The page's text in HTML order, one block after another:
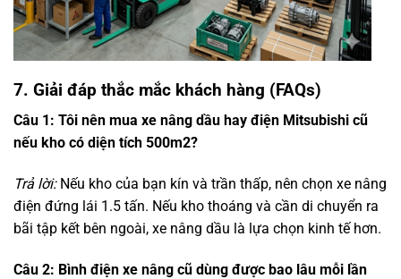
7. Giải đáp thắc mắc khách hàng (FAQs)
Câu 1: Tôi nên mua xe nâng dầu hay điện Mitsubishi cũ
nếu kho có diện tích 500m2?
Trả lời:Nếu kho của bạn kín và trần thấp, nên chọn xe nâng
điện đứng lái 1.5 tấn. Nếu kho thoáng và cần di chuyển ra
bãi tập kết bên ngoài, xe nâng dầu là lựa chọn kinh tế hơn.
Câu 2: Bình điện xe nâng cũ dùng được bao lâu mỗi lần